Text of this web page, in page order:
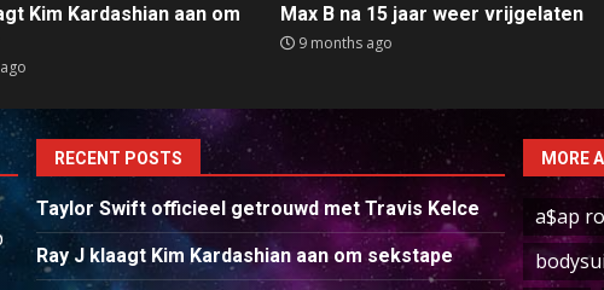
Kim Kardashian aan om
Max B na 15 jaar weer vrijgelaten
9 months ago
RECENT POSTS
Taylor Swift officieel getrouwd met Travis Kelce
Ray J klaagt Kim Kardashian aan om sekstape
MORE
a$ap